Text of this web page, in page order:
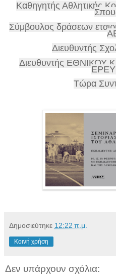
Καθηγητής Αθλητικής
Σύμβουλος δράσεων
Διευθυντής
Διευθυντής
Τώρα
Δημοσιεύτηκε 12:22 π.μ.
Κοινή χρήση
Δεν υπάρχουν σχόλια: